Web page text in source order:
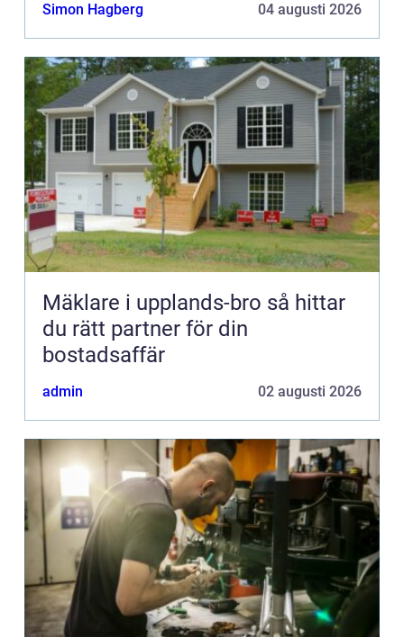
Simon Hagberg 04 augusti 2026
Mäklare i upplands-bro så hittar
du rätt partner för din
bostadsaffär
admin 02 augusti 2026